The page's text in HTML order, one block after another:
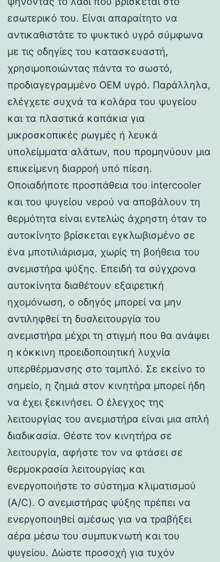
εσωτερικό του. Είναι απαραίτητο να
αντικαθιστάτε το ψυκτικό υγρό σύμφωνα
με τις οδηγίες του κατασκευαστή,
χρησιμοποιώντας πάντα το σωστό,
προδιαγεγραμμένο OEM υγρό. Παράλληλα,
ελέγχετε συχνά τα κολάρα του ψυγείου
και τα πλαστικά καπάκια για
μικροσκοπικές ρωγμές ή λευκά
υπολείμματα αλάτων, που προμηνύουν μια
επικείμενη διαρροή υπό πίεση.
Οποιαδήποτε προσπάθεια του intercooler
και του ψυγείου νερού να αποβάλουν τη
θερμότητα είναι εντελώς άχρηστη όταν το
αυτοκίνητο βρίσκεται εγκλωβισμένο σε
ένα μποτιλιάρισμα, χωρίς τη βοήθεια του
ανεμιστήρα ψύξης. Επειδή τα σύγχρονα
αυτοκίνητα διαθέτουν εξαιρετική
ηχομόνωση, ο οδηγός μπορεί να μην
αντιληφθεί τη δυσλειτουργία του
ανεμιστήρα μέχρι τη στιγμή που θα ανάψει
η κόκκινη προειδοποιητική λυχνία
υπερθέρμανσης στο ταμπλό. Σε εκείνο το
σημείο, η ζημιά στον κινητήρα μπορεί ήδη
να έχει ξεκινήσει. Ο έλεγχος της
λειτουργίας του ανεμιστήρα είναι μια απλή
διαδικασία. Θέστε τον κινητήρα σε
λειτουργία, αφήστε τον να φτάσει σε
θερμοκρασία λειτουργίας και
ενεργοποιήστε το σύστημα κλιματισμού
(A/C). Ο ανεμιστήρας ψύξης πρέπει να
ενεργοποιηθεί αμέσως για να τραβήξει
αέρα μέσω του συμπυκνωτή και του
ψυγείου. Δώστε προσοχή για τυχόν